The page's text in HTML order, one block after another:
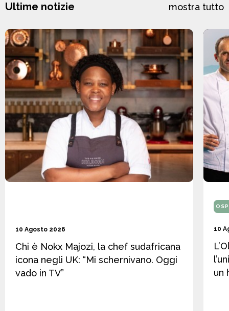
Ultime notizie mostra tutto
10 Agosto 2026
Chi è Nokx Majozi, la chef sudafricana
icona negli UK: “Mi schernivano. Oggi
vado in TV”
10
un